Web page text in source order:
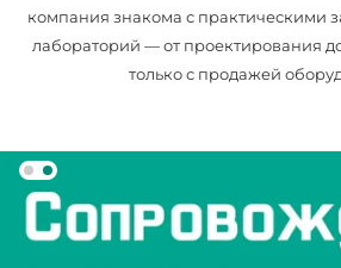
компания знакома с практическими
лабораторий — от проектирования
только с продажей